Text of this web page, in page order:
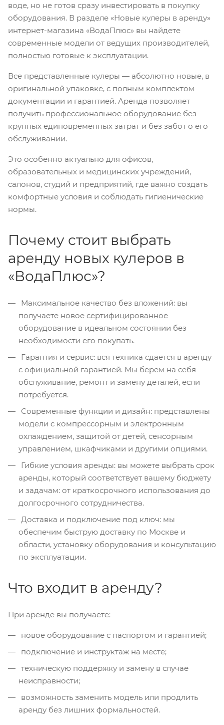
воде, но не готов сразу инвестировать в покупку
оборудования. В разделе «Новые кулеры в аренду»
интернет-магазина «ВодаПлюс» вы найдете
современные модели от ведущих производителей,
полностью готовые к эксплуатации.
Все представленные кулеры — абсолютно новые, в
оригинальной упаковке, с полным комплектом
документации и гарантией. Аренда позволяет
получить профессиональное оборудование без
крупных единовременных затрат и без забот о его
обслуживании.
Это особенно актуально для офисов,
образовательных и медицинских учреждений,
салонов, студий и предприятий, где важно создать
комфортные условия и соблюдать гигиенические
нормы.
Почему стоит выбрать
аренду новых кулеров в
«ВодаПлюс»?
Максимальное качество без вложений: вы
получаете новое сертифицированное
оборудование в идеальном состоянии без
необходимости его покупать.
Гарантия и сервис: вся техника сдается в аренду
с официальной гарантией. Мы берем на себя
обслуживание, ремонт и замену деталей, если
потребуется.
Современные функции и дизайн: представлены
модели с компрессорным и электронным
охлаждением, защитой от детей, сенсорным
управлением, шкафчиками и другими опциями.
Гибкие условия аренды: вы можете выбрать срок
аренды, который соответствует вашему бюджету
и задачам: от краткосрочного использования до
долгосрочного сотрудничества.
Доставка и подключение под ключ: мы
обеспечим быструю доставку по Москве и
области, установку оборудования и консультацию
по эксплуатации.
Что входит в аренду?
При аренде вы получаете:
новое оборудование с паспортом и гарантией;
подключение и инструктаж на месте;
техническую поддержку и замену в случае
неисправности;
возможность заменить модель или продлить
аренду без лишних формальностей.